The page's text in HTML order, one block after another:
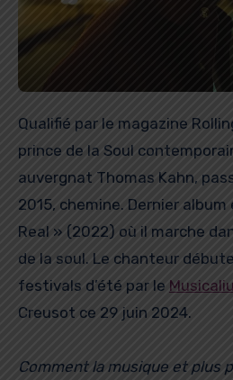
Qualifié par le magazine Rolling Stone de « petit
prince de la Soul
auvergnat Thomas Kahn,
2015, chemine. Dernier
Real » (2022) où il marche
de la soul. Le chanteur
festivals d’été par le
Creusot ce 29 juin 2024.
Comment la musique et plus